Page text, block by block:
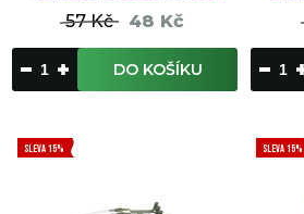
57 Kč 48 Kč
DO KOŠÍKU
SLEVA 15% SLEVA 15%